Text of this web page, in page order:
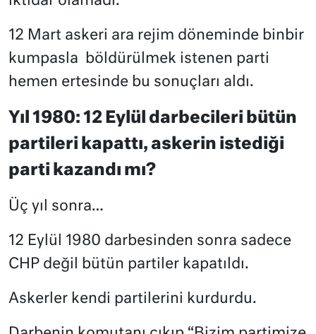
12 Mart askeri ara rejim döneminde binbir
kumpasla
böldürülmek istenen parti
hemen ertesinde bu sonuçları aldı.
Yıl 1980: 12 Eylül darbecileri bütün
partileri kapattı, askerin istediği
parti kazandı mı?
Üç yıl sonra…
12 Eylül 1980 darbesinden sonra sadece
CHP değil bütün partiler kapatıldı.
Askerler kendi partilerini kurdurdu.